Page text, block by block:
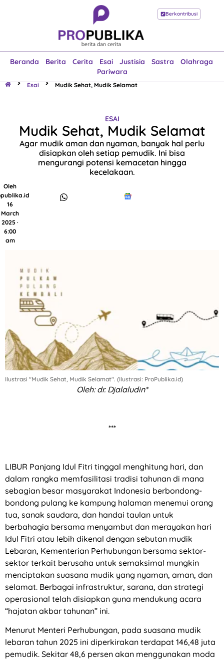
Berkontribusi
Beranda Berita Cerita Esai Justisia Sastra
Olahraga
Pariwara
Beranda
Esai
Justisia
Sastra
Olahraga
Pariwara
Esai Mudik Sehat, Mudik Selamat
ESAI
Mudik Sehat, Mudik Selamat
Agar mudik aman dan nyaman, banyak hal perlu
disiapkan oleh setiap pemudik. Ini bisa
mengurangi potensi kemacetan hingga
kecelakaan.
Oleh
16
March
2025 ·
6:00
am
Ilustrasi "Mudik Sehat, Mudik Selamat". (Ilustrasi: ProPublika.id)
Oleh: dr. Djalaludin*
***
LIBUR Panjang Idul Fitri tinggal menghitung hari, dan
dalam rangka memfasilitasi tradisi tahunan di mana
sebagian besar masyarakat Indonesia berbondong-
bondong pulang ke kampung halaman menemui orang
tua, sanak saudara, dan handai taulan untuk
berbahagia bersama menyambut dan merayakan hari
Idul Fitri atau lebih dikenal dengan sebutan mudik
Lebaran, Kementerian Perhubungan bersama sektor-
sektor terkait berusaha untuk semaksimal mungkin
menciptakan suasana mudik yang nyaman, aman, dan
selamat. Berbagai infrastruktur, sarana, dan strategi
operasional telah disiapkan guna mendukung acara
“hajatan akbar tahunan” ini.
Menurut Menteri Perhubungan, pada suasana mudik
lebaran tahun 2025 ini diperkirakan terdapat 146,48 juta
pemudik. Sekitar 48,6 persen akan menggunakan moda